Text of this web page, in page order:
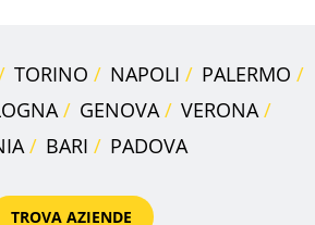
TORINO NAPOLI
PALERMO
GENOVA
VERONA
BARI PADOVA
TROVA AZIENDE